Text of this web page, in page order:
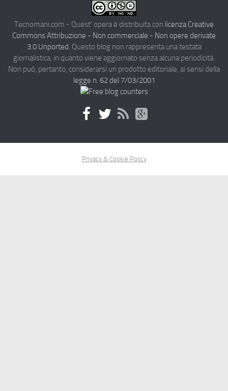
Tecnomani.com - Quest' opera è distribuita con licenza Creative
Commons Attribuzione - Non commerciale - Non opere derivate
3.0 Unported. Questo blog non rappresenta una testata
giornalistica, in quanto viene aggiornato senza alcuna periodicità.
Non può, pertanto, considerarsi un prodotto editoriale, ai sensi della
legge n. 62 del 7/03/2001
Privacy & Cookie Policy